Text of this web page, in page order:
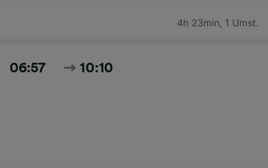
4h 23min, 1 Umst.
06:57 10:10